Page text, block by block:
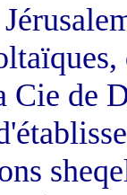
Cie de